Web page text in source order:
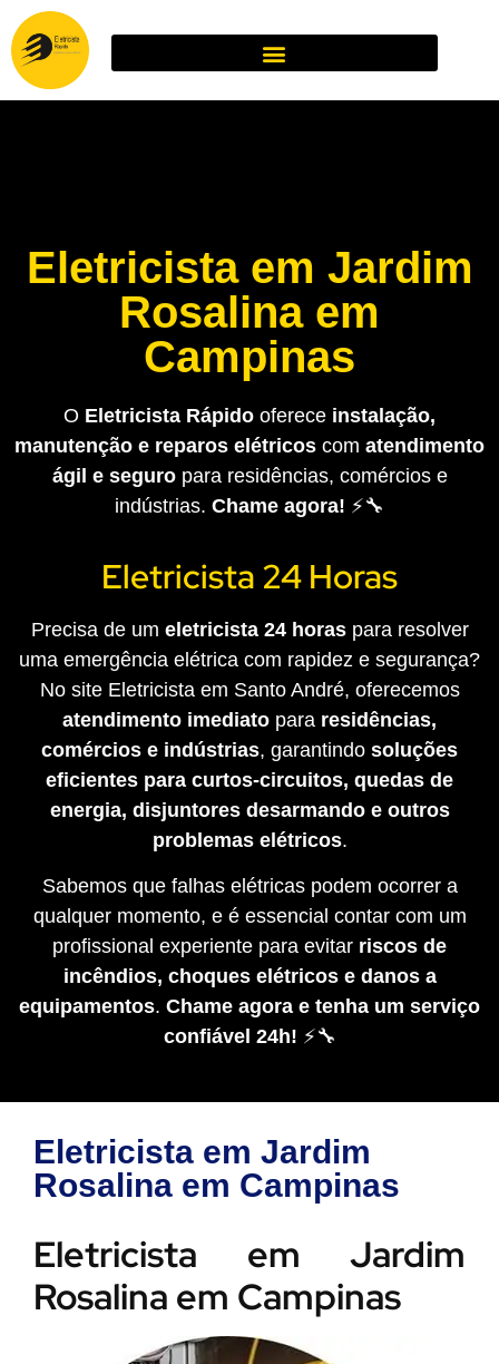
Eletricista em Jardim
Rosalina em
Campinas
O Eletricista Rápido oferece instalação,
manutenção e reparos elétricos com atendimento
ágil e seguropara residências, comércios e
indústrias. Chame agora! ⚡🔧
Eletricista 24 Horas
Precisa de um eletricista 24 horaspara resolver
uma emergência elétrica com rapidez e segurança?
No site Eletricista em Santo André, oferecemos
atendimento imediato para residências,
comércios e indústrias, garantindo soluções
eficientes para curtos-circuitos, quedas de
energia, disjuntores desarmando e outros
problemas elétricos.
Sabemos que falhas elétricas podem ocorrer a
qualquer momento, e é essencial contar com um
profissional experiente para evitar riscos de
incêndios, choques elétricos e danos a
equipamentos. Chame agora e tenha um serviço
confiável 24h! ⚡🔧
Eletricista em Jardim
Rosalina em Campinas
Eletricista em Jardim
Rosalina em Campinas